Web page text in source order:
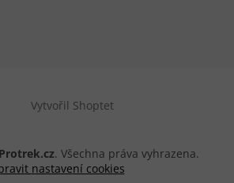
Vytvořil Shoptet
Protrek.cz. Všechna práva vyhrazena.
nastavení cookies